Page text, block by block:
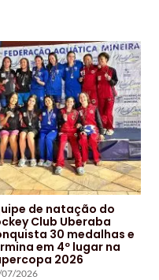
de natação do
Club Uberaba
30 medalhas e
em 4º lugar na
2026
07/2026